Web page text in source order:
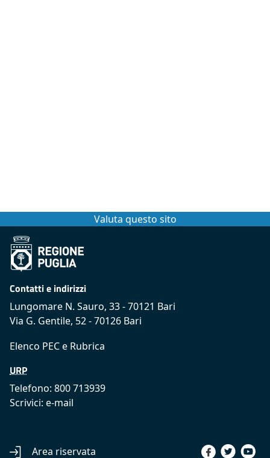
Valuta questo sito
Contatti e indirizzi
Lungomare N. Sauro, 33 - 70121 Bari
Via G. Gentile, 52 - 70126 Bari
Elenco PECe Rubrica
URP
Telefono: 800 713939
Scrivici: e-mail
Area riservata